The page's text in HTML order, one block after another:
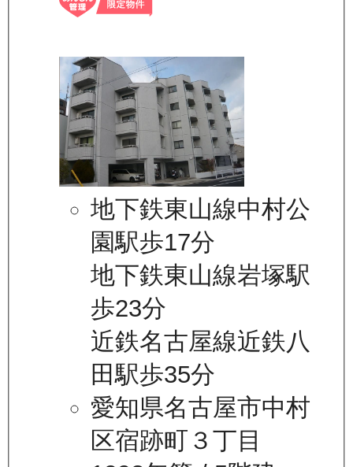
地下鉄東山線中村公
園駅歩17分
地下鉄東山線岩塚駅
歩23分
近鉄名古屋線近鉄八
田駅歩35分
愛知県名古屋市中村
区宿跡町３丁目